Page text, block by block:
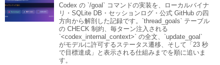
Codex の `/goal` コマンドの実装を、ローカルバイナ
リ・SQLite DB・セッションログ・公式 GitHub の四
方向から解剖した記録です。`thread_goals` テーブル
の CHECK 制約、毎ターン注入される
`<codex_internal_context>` の全文、`update_goal`
がモデルに許可するステータス遷移、そして「23 秒
で目標達成」と表示される仕組みまでを順に追いま
す。